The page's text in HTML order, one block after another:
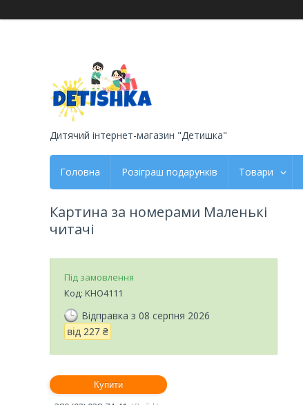
Дитячий інтернет-магазин "Детишка"
Головна Розіграш подарунків Товари
Картина за номерами Маленькі
читачі
Під замовлення
Код: KHO4111
Відправка з 08 серпня 2026
від 227 ₴
Купити